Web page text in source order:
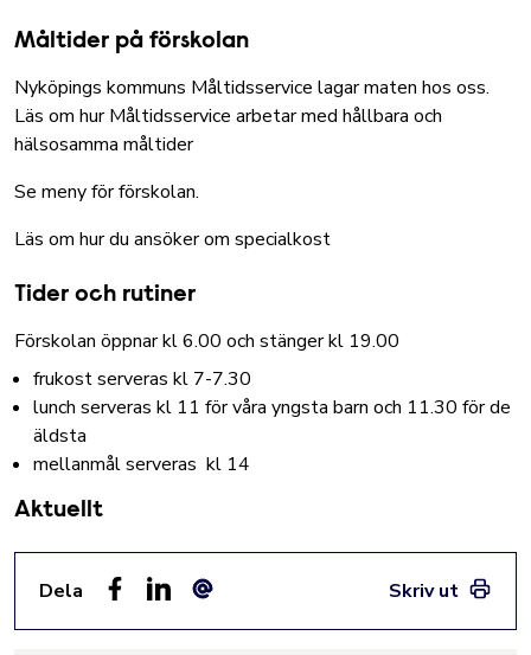
Måltider på förskolan
Nyköpings kommuns Måltidsservice lagar maten hos oss.
Läs om hur Måltidsservice arbetar med hållbara och
hälsosamma måltider
Se meny för förskolan.
Läs om hur du ansöker om specialkost
Tider och rutiner
Förskolan öppnar kl 6.00 och stänger kl 19.00
frukost serveras kl 7-7.30
lunch serveras kl 11 för våra yngsta barn och 11.30 för de
äldsta
mellanmål serveras kl 14
Aktuellt
Dela
Skriv ut